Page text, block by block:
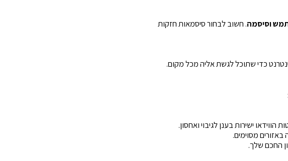
וסיסמה. חשוב לבחור סיסמאות חזקות
כדי שתוכל לגשת אליה מכל מקום.
ישירות בענן לגיבוי ואחסון.
מסוימים.
החכם שלך.